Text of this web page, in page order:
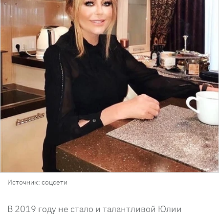
Источник: соцсети
В 2019 году не стало и талантливой Юлии